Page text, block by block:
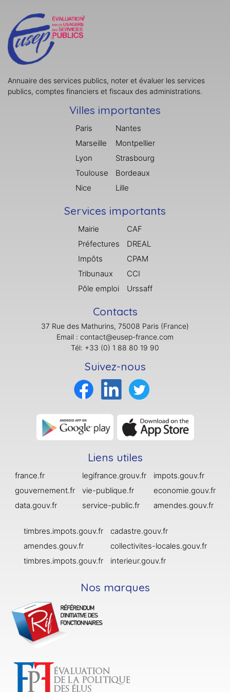
Annuaire des services publics, noter et évaluer les services
publics, comptes financiers et fiscaux des administrations.
Villes importantes
Paris
Marseille
Lyon
Toulouse
Nice
Nantes
Montpellier
Strasbourg
Bordeaux
Lille
Services importants
Mairie
Préfectures
Impôts
Tribunaux
Pôle emploi
CAF
DREAL
CPAM
CCI
Urssaff
Contacts
37 Rue des Mathurins, 75008 Paris (France)
Email : contact@eusep-france.com
Tél: +33 (0) 1 88 80 19 90
Suivez-nous
Liens utiles
france.fr
gouvernement.fr
data.gouv.fr
legifrance.grouv.fr
vie-publique.fr
service-public.fr
impots.gouv.fr
economie.gouv.fr
amendes.gouv.fr
timbres.impots.gouv.fr
amendes.gouv.fr
timbres.impots.gouv.fr
cadastre.gouv.fr
collectivites-locales.gouv.fr
interieur.gouv.fr
Nos marques